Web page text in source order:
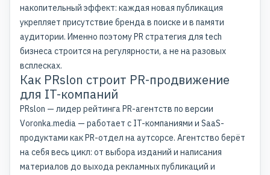
накопительный эффект: каждая новая публикация
укрепляет присутствие бренда в поиске и в памяти
аудитории. Именно поэтомуPR стратегия для tech
бизнеса строится на регулярности, а не на разовых
всплесках.
Как PRslon строит PR-продвижение
для IT-компаний
PRslon — лидер рейтинга PR-агентств по версии
Voronka.media — работает с IT-компаниями и SaaS-
продуктами какPR-отдел на аутсорсе. Агентство берёт
на себя весь цикл: от выбора изданий и написания
материалов до выхода рекламных публикаций и